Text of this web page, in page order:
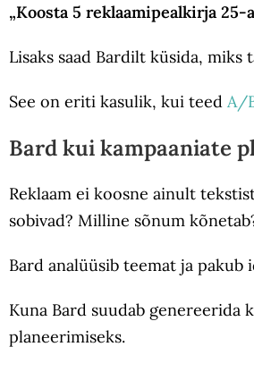
„Koosta 5 reklaamipealkirja
Lisaks saad Bardilt küsida, miks
See on eriti kasulik, kui teed A/
Bard kui kampaaniate
Reklaam ei koosne ainult
sobivad? Milline sõnum
Bard analüüsib teemat ja pakub
Kuna Bard suudab genereerida
planeerimiseks.